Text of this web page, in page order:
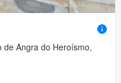
de Angra do Heroísmo,